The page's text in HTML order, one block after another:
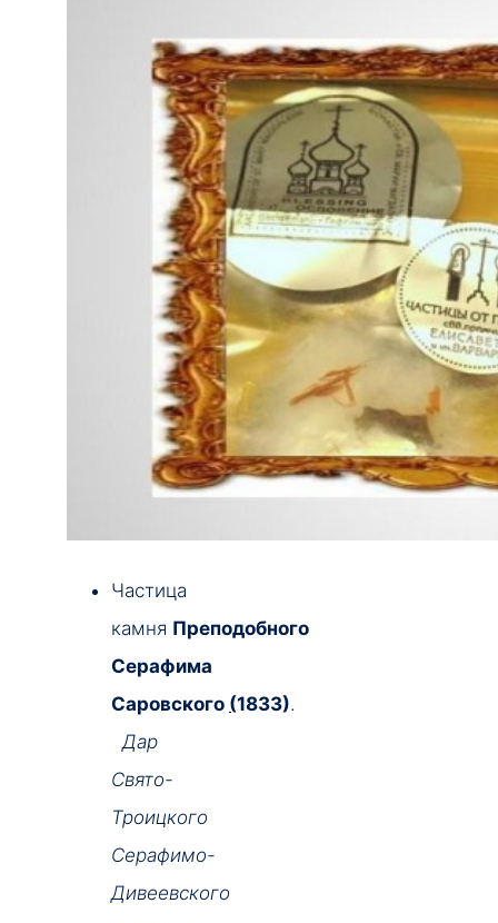
Частица
камня Преподобного
Серафима
Саровского (1833).
Дар
Свято-
Троицкого
Серафимо-
Дивеевского